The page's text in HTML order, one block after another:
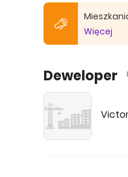
Więcej
Deweloper